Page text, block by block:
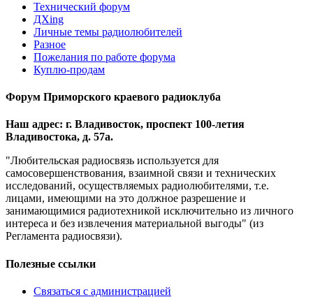
Технический форум
ДХing
Личные темы радиолюбителей
Разное
Пожелания по работе форума
Куплю-продам
Форум Приморского краевого радиоклуба
Наш адрес: г. Владивосток, проспект 100-летия
Владивостока, д. 57а.
"Любительская радиосвязь используется для
самосовершенствования, взаимной связи и технических
исследований, осуществляемых радиолюбителями, т.е.
лицами, имеющими на это должное разрешение и
занимающимися радиотехникой исключительно из личного
интереса и без извлечения материальной выгоды" (из
Регламента радиосвязи).
Полезные ссылки
Связаться с администрацией